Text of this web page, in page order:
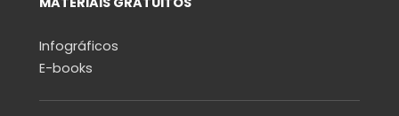
Infográficos
E-books